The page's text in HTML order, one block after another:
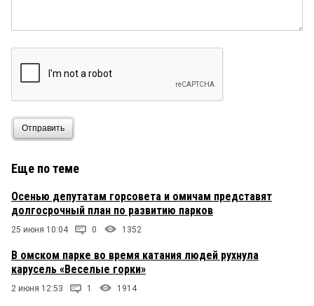
Отправить
Еще по теме
Осенью депутатам горсовета и омичам представят
долгосрочный план по развитию парков
25 июня 10:04 0 1352
В омском парке во время катания людей рухнула
карусель «Веселые горки»
2 июня 12:53 1 1914